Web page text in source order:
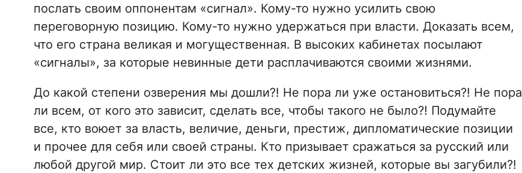
послать своим оппонентам «сигнал». Кому-то нужно усилить свою
переговорную позицию. Кому-то нужно удержаться при власти. Доказать всем,
что его страна великая и могущественная. В высоких кабинетах посылают
«сигналы», за которые невинные дети расплачиваются своими жизнями.
До какой степени озверения мы дошли?! Не пора ли уже остановиться?! Не пора
ли всем, от кого это зависит, сделать все, чтобы такого не было?! Подумайте
все, кто воюет за власть, величие, деньги, престиж, дипломатические позиции
и прочее для себя или своей страны. Кто призывает сражаться за русский или
любой другой мир. Стоит ли это все тех детских жизней, которые вы загубили?!